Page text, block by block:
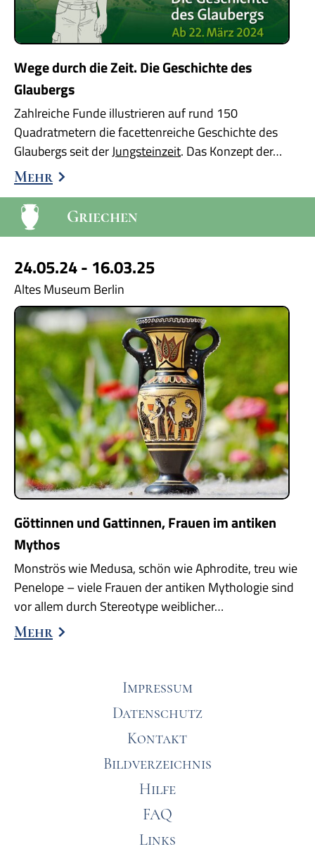
Wege durch die Zeit. Die Geschichte des
Glaubergs
Zahlreiche Funde illustrieren auf rund 150
Quadratmetern die facettenreiche Geschichte des
Glaubergs seit derJungsteinzeit. Das Konzept der…
Mehr
Griechen
24.05.24 - 16.03.25
Altes Museum Berlin
Göttinnen und Gattinnen, Frauen im antiken
Mythos
Monströs wie Medusa, schön wie Aphrodite, treu wie
Penelope – viele Frauen der antiken Mythologie sind
vor allem durch Stereotype weiblicher…
Mehr
Impressum
Datenschutz
Kontakt
Bildverzeichnis
Hilfe
FAQ
Links